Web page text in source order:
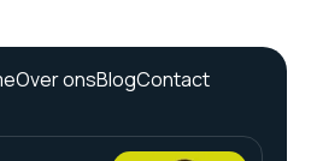
Over onsBlogContact